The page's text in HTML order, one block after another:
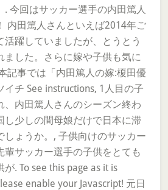
. 今回はサッカー選手の内田篤人
内田篤人さんといえば2014年ご
活躍していましたが、とうとう
ました。さらに嫁や子供も気に
記事では「内田篤人の嫁:榎田優
チ See instructions, 1人目の子
、内田篤人さんのシーズン終わ
し少しの間母娘だけで日本に滞
しょうか。, 子供向けのサッカー
輩サッカー選手の子供をとても
. To see this page as it is
enable your Javascript! 元日